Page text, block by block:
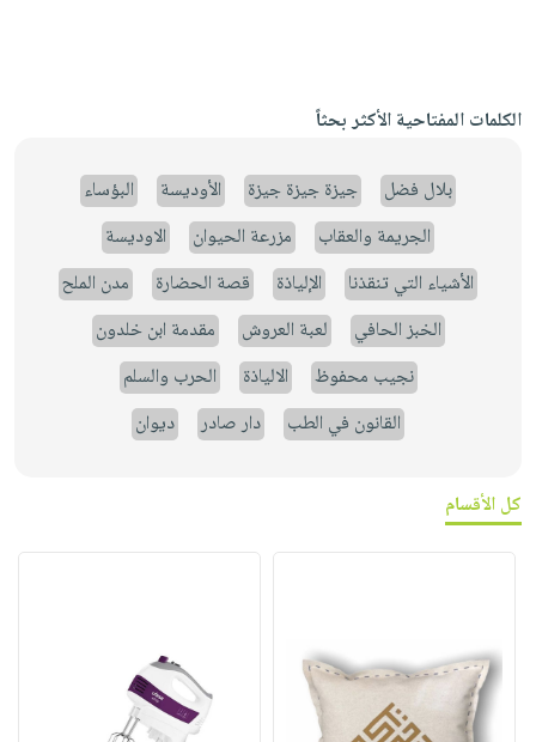
الكلمات المفتاحية الأكثر بحثاً
بلال فضل جيزة جيزة جيزة الأوديسة
البؤساء
الجريمة والعقاب
مزرعة الحيوان
الاوديسة
الأشياء التي تنقذنا
الإلياذة قصة الحضارة
مدن الملح
الخبز الحافي
لعبة العروش
مقدمة ابن خلدون
نجيب محفوظ
الالياذة
الحرب والسلم
القانون في الطب
دار صادر ديوان
كل الأقسام